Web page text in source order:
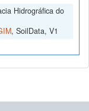
Hidrográfica do
, SoilData, V1